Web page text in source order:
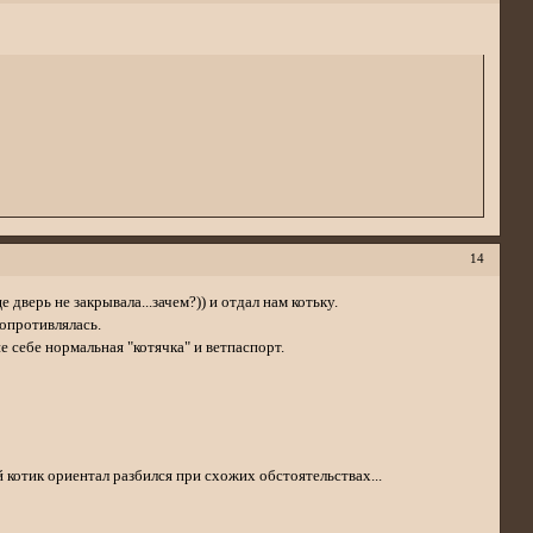
14
не закрывала...зачем?)) и отдал нам котьку.
нормальная "котячка" и ветпаспорт.
ориентал разбился при схожих обстоятельствах...